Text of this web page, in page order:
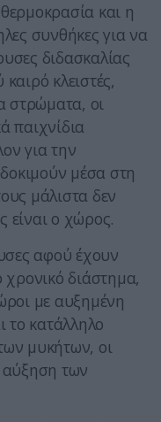
και η
συνθήκες για να
διδασκαλίας
κλειστές,
στρώματα, οι
παιχνίδια
για την
μέσα στη
μάλιστα δεν
είναι ο χώρος.
αφού έχουν
χρονικό διάστημα,
με αυξημένη
το κατάλληλο
μυκήτων, οι
αύξηση των